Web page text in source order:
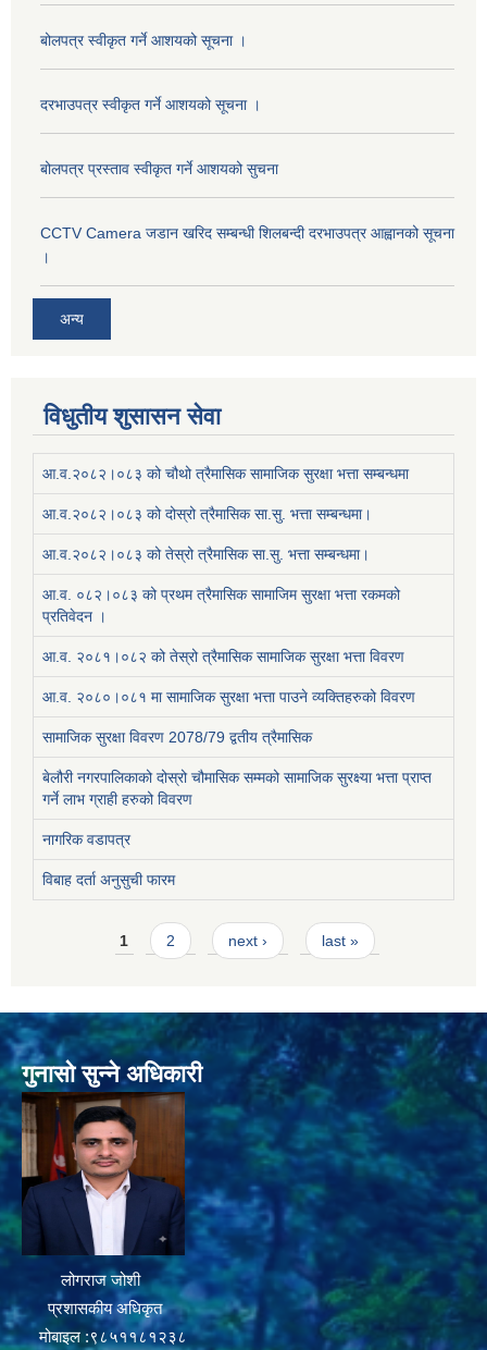
बोलपत्र स्वीकृत गर्ने आशयको सूचना ।
दरभाउपत्र स्वीकृत गर्ने आशयको सूचना ।
बोलपत्र प्रस्ताव स्वीकृत गर्ने आशयको सुचना
CCTV Camera जडान खरिद सम्बन्धी शिलबन्दी दरभाउपत्र आह्वानको सूचना
।
अन्य
विधुतीय शुसासन सेवा
आ.व.२०८२।०८३ को चौथो त्रैमासिक सामाजिक सुरक्षा भत्ता सम्बन्धमा
आ.व.२०८२।०८३ को दोस्रो त्रैमासिक सा.सु. भत्ता सम्बन्धमा।
आ.व.२०८२।०८३ को तेस्रो त्रैमासिक सा.सु. भत्ता सम्बन्धमा।
आ.व. ०८२।०८३ को प्रथम त्रैमासिक सामाजिम सुरक्षा भत्ता रकमको
प्रतिवेदन ।
आ.व. २०८१।०८२ को तेस्रो त्रैमासिक सामाजिक सुरक्षा भत्ता विवरण
आ.व. २०८०।०८१ मा सामाजिक सुरक्षा भत्ता पाउने व्यक्तिहरुको विवरण
सामाजिक सुरक्षा विवरण 2078/79 द्वतीय त्रैमासिक
बेलौरी नगरपालिकाको दोस्रो चौमासिक सम्मको सामाजिक सुरक्ष्या भत्ता प्राप्त
गर्ने लाभ ग्राही हरुको विवरण
नागरिक वडापत्र
विबाह दर्ता अनुसुची फारम
Pages1 2 next › last »
गुनासो सुन्ने अधिकारी
लोगराज जोशी
प्रशासकीय अधिकृत
मोबाइल :९८५११८१२३८